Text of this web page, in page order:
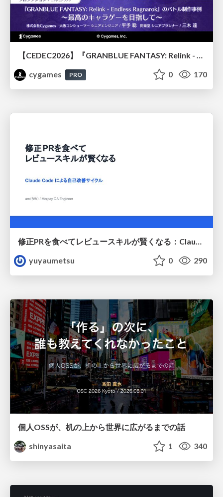
【CEDEC2026】『GRANBLUE FANTASY: Relink - Endless Ragnarok』のバトル制作事例 ～最高のキャラゲーを目指して～
cygames
PRO 0 170
yuyaumetsu
0 290
個人OSSが、机の上から世界に広がるまでの話
shinyasaita
1 340